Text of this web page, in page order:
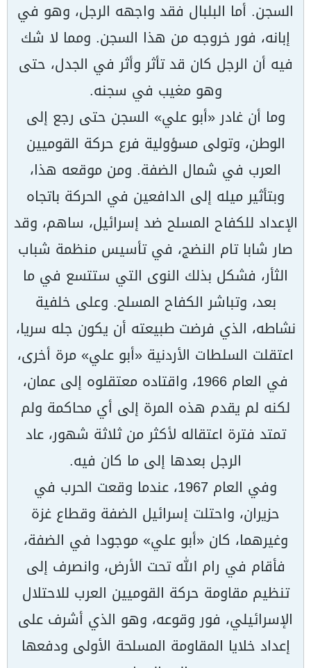
السجن. أما البلبال فقد واجهه الرجل، وهو في
إبانه، فور خروجه من هذا السجن. ومما لا شك
فيه أن الرجل كان قد تأثر وأثر في الجدل، حتى
وهو مغيب في سجنه.
وما أن غادر «أبو علي» السجن حتى رجع إلى
الوطن، وتولى مسؤولية فرع حركة القوميين
العرب في شمال الضفة. ومن موقعه هذا،
وبتأثير ميله إلى الدافعين في الحركة باتجاه
الإعداد للكفاح المسلح ضد إسرائيل، ساهم، وقد
صار شابا تام النضج، في تأسيس منظمة شباب
الثأر، فشكل بذلك النوى التي ستتسع في ما
بعد، وتباشر الكفاح المسلح. وعلى خلفية
نشاطه، الذي فرضت طبيعته أن يكون جله سريا،
اعتقلت السلطات الأردنية «أبو علي» مرة أخرى،
في العام 1966، واقتاده معتقلوه إلى عمان،
لكنه لم يقدم هذه المرة إلى أي محاكمة ولم
تمتد فترة اعتقاله لأكثر من ثلاثة شهور، عاد
الرجل بعدها إلى ما كان فيه.
وفي العام 1967، عندما وقعت الحرب في
حزيران، واحتلت إسرائيل الضفة وقطاع غزة
وغيرهما، كان «أبو علي» موجودا في الضفة،
فأقام في رام الله تحت الأرض، وانصرف إلى
تنظيم مقاومة حركة القوميين العرب للاحتلال
الإسرائيلي، فور وقوعه، وهو الذي أشرف على
إعداد خلايا المقاومة المسلحة الأولى ودفعها